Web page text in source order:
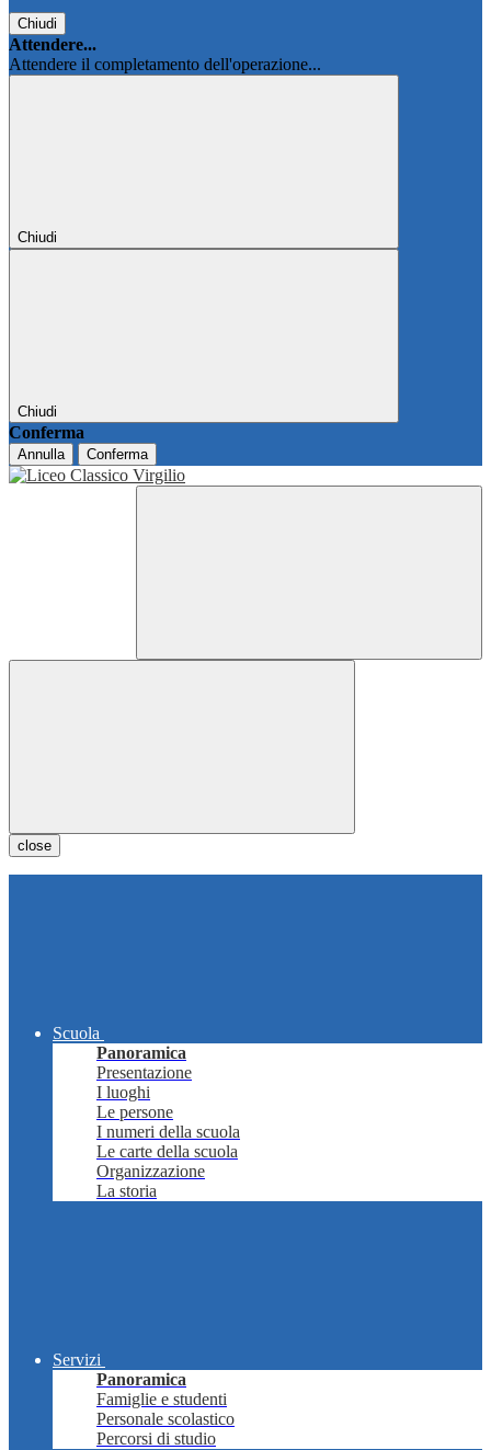
Chiudi
Attendere...
Attendere il completamento dell'operazione...
Chiudi
Chiudi
Conferma
Annulla Conferma
close
Scuola
Panoramica
Presentazione
I luoghi
Le persone
I numeri della scuola
Le carte della scuola
Organizzazione
La storia
Servizi
Panoramica
Famiglie e studenti
Personale scolastico
Percorsi di studio